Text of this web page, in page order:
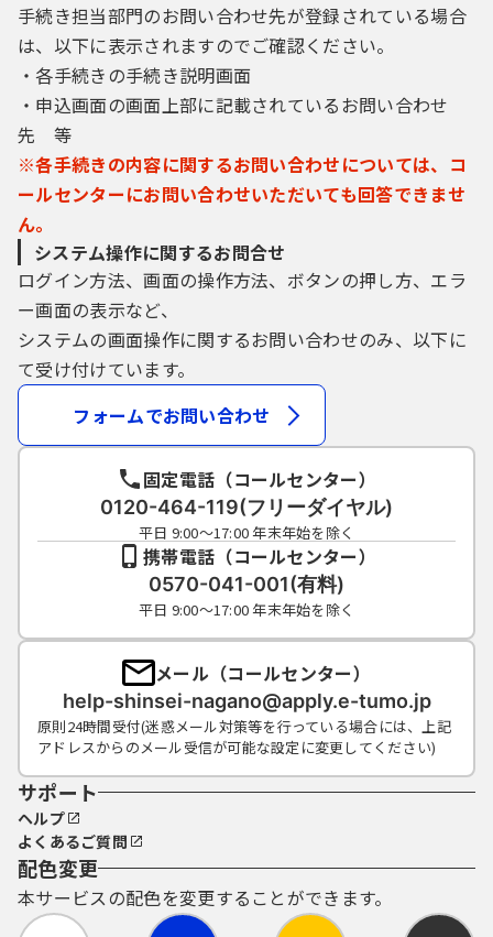
手続き担当部門のお問い合わせ先が登録されている場合
は、以下に表示されますのでご確認ください。
・各手続きの手続き説明画面
・申込画面の画面上部に記載されているお問い合わせ
先 等
※各手続きの内容に関するお問い合わせについては、コ
ールセンターにお問い合わせいただいても回答できませ
ん。
システム操作に関するお問合せ
ログイン方法、画面の操作方法、ボタンの押し方、エラ
ー画面の表示など、
システムの画面操作に関するお問い合わせのみ、以下に
て受け付けています。
フォームでお問い合わせ
固定電話（コールセンター）
0120-464-119(フリーダイヤル)
平日 9:00～17:00 年末年始を除く
携帯電話（コールセンター）
0570-041-001(有料)
平日 9:00～17:00 年末年始を除く
メール（コールセンター）
help-shinsei-nagano@apply.e-tumo.jp
原則24時間受付(迷惑メール対策等を行っている場合には、上記
アドレスからのメール受信が可能な設定に変更してください)
サポート
ヘルプ
よくあるご質問
配色変更
本サービスの配色を変更することができます。